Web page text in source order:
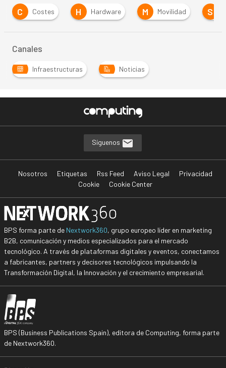
C
Costes H Hardware M Movilidad S
Canales
Infraestructuras
Noticias
Síguenos
Nosotros Etiquetas Rss Feed Aviso Legal
Privacidad
Cookie
Cookie Center
BPS forma parte de Nextwork360, grupo europeo líder en marketing
B2B, comunicación y medios especializados para el mercado
tecnológico. A través de plataformas digitales y eventos, conectamos
a fabricantes, partners y decisores tecnológicos impulsando la
Transformación Digital, la Innovación y el crecimiento empresarial.
BPS (Business Publications Spain), editora de Computing, forma parte
de Nextwork360.